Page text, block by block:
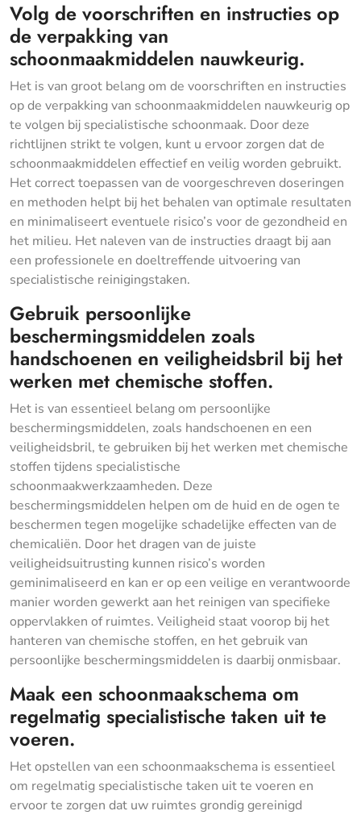
Volg de voorschriften en instructies op
de verpakking van
schoonmaakmiddelen nauwkeurig.
Het is van groot belang om de voorschriften en instructies
op de verpakking van schoonmaakmiddelen nauwkeurig op
te volgen bij specialistische schoonmaak. Door deze
richtlijnen strikt te volgen, kunt u ervoor zorgen dat de
schoonmaakmiddelen effectief en veilig worden gebruikt.
Het correct toepassen van de voorgeschreven doseringen
en methoden helpt bij het behalen van optimale resultaten
en minimaliseert eventuele risico’s voor de gezondheid en
het milieu. Het naleven van de instructies draagt bij aan
een professionele en doeltreffende uitvoering van
specialistische reinigingstaken.
Gebruik persoonlijke
beschermingsmiddelen zoals
handschoenen en veiligheidsbril bij het
werken met chemische stoffen.
Het is van essentieel belang om persoonlijke
beschermingsmiddelen, zoals handschoenen en een
veiligheidsbril, te gebruiken bij het werken met chemische
stoffen tijdens specialistische
schoonmaakwerkzaamheden. Deze
beschermingsmiddelen helpen om de huid en de ogen te
beschermen tegen mogelijke schadelijke effecten van de
chemicaliën. Door het dragen van de juiste
veiligheidsuitrusting kunnen risico’s worden
geminimaliseerd en kan er op een veilige en verantwoorde
manier worden gewerkt aan het reinigen van specifieke
oppervlakken of ruimtes. Veiligheid staat voorop bij het
hanteren van chemische stoffen, en het gebruik van
persoonlijke beschermingsmiddelen is daarbij onmisbaar.
Maak een schoonmaakschema om
regelmatig specialistische taken uit te
voeren.
Het opstellen van een schoonmaakschema is essentieel
om regelmatig specialistische taken uit te voeren en
ervoor te zorgen dat uw ruimtes grondig gereinigd